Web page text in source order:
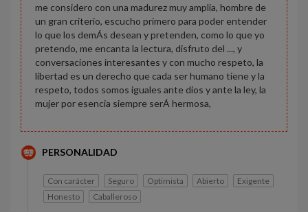
me considero con una madurez muy amplia, hombre de
un gran criterio, escucho primero para poder entender
lo que los demÁs desean y pretenden, como lo que yo
pretendo, me encanta la lectura, disfruto del ..., y
conversaciones interesantes y con mucho respeto, la
libertad es un derecho que cada ser humano tiene y la
respeto, todos somos iguales ante dios y ante la ley, la
mujer por esencia siempre serÁ hermosa,
PERSONALIDAD
Con carácter Seguro Optimista Abierto
Exigente
Honesto
Caballeroso